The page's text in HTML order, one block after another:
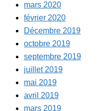
mars 2020
février 2020
Décembre 2019
octobre 2019
septembre 2019
juillet 2019
mai 2019
avril 2019
mars 2019